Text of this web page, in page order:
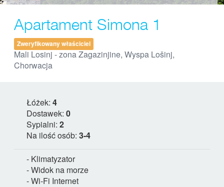
Apartament Simona 1
Zweryfikowany właściciel
Mali Losinj - zona Zagazinjine, Wyspa Lošinj,
Chorwacja
Łóżek: 4
Dostawek: 0
Sypialni: 2
Na ilość osób: 3-4
- Klimatyzator
- Widok na morze
- Wi-Fi Internet